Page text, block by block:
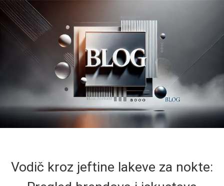
Vodič kroz jeftine lakeve za nokte: